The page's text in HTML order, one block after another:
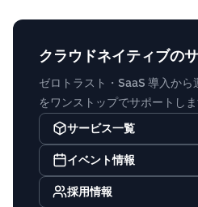
クラウドネイティブの
ゼロトラスト・SaaS 導入か
をワンストップでサポートし
サービス一覧
イベント情報
採用情報